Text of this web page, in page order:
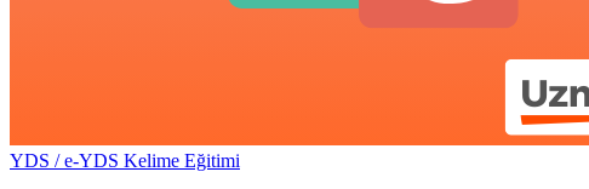
YDS / e-YDS Kelime Eğitimi